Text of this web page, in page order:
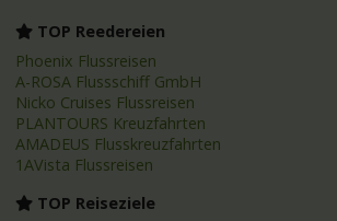
TOP Reedereien
Phoenix Flussreisen
A-ROSA Flussschiff GmbH
Nicko Cruises Flussreisen
PLANTOURS Kreuzfahrten
AMADEUS Flusskreuzfahrten
1AVista Flussreisen
TOP Reiseziele